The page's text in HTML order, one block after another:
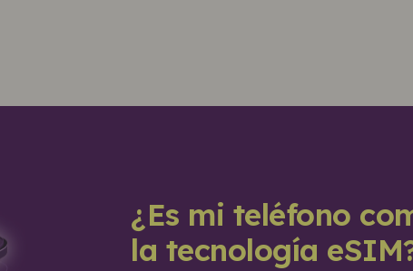
¿Es mi teléfono
la tecnología